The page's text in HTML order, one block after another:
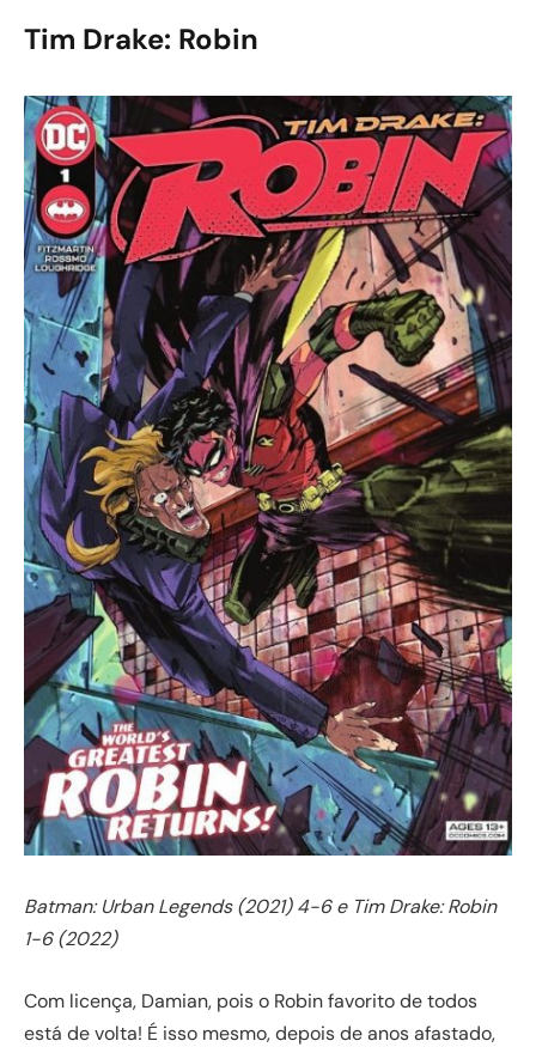
Tim Drake: Robin
Batman: Urban Legends (2021) 4-6 e Tim Drake: Robin
1-6 (2022)
Com licença, Damian, pois o Robin favorito de todos
está de volta! É isso mesmo, depois de anos afastado,